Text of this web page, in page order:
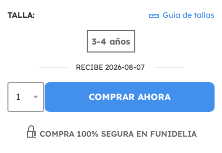
TALLA: Guía de tallas
3-4 años
RECIBE 2026-08-07
COMPRAR AHORA
COMPRA 100% SEGURA EN FUNIDELIA